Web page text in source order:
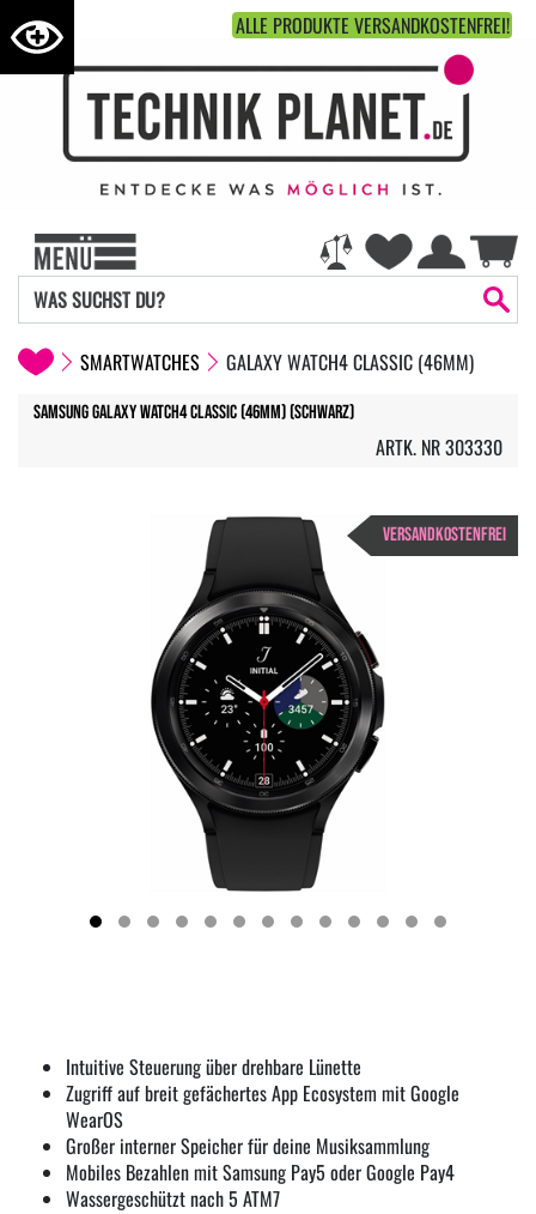
ALLE PRODUKTE VERSANDKOSTENFREI!
SMARTWATCHES GALAXY WATCH4 CLASSIC (46MM)
Samsung Galaxy Watch4 Classic (46mm) (Schwarz)
ARTK. NR 303330
VERSANDKOSTENFREI
Intuitive Steuerung über drehbare Lünette
Zugriff auf breit gefächertes App Ecosystem mit Google
WearOS
Großer interner Speicher für deine Musiksammlung
Mobiles Bezahlen mit Samsung Pay5 oder Google Pay4
Wassergeschützt nach 5 ATM7